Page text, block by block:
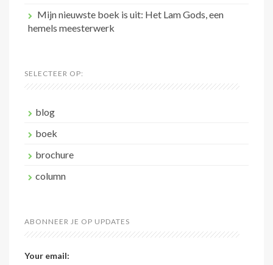
Mijn nieuwste boek is uit: Het Lam Gods, een
hemels meesterwerk
SELECTEER OP:
blog
boek
brochure
column
ABONNEER JE OP UPDATES
Your email: